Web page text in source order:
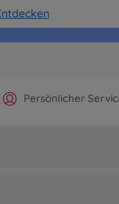
Offizieller Hersteller
Persönlicher
Versandkostenfrei ab
Schnelle